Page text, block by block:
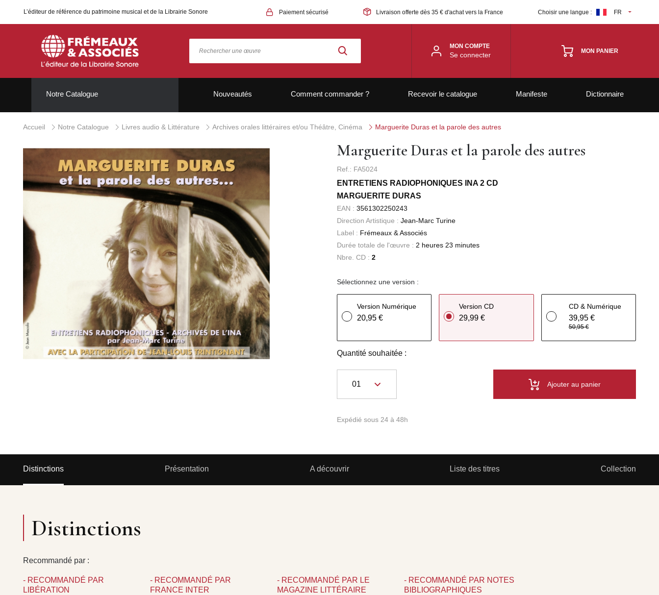
L’éditeur de référence du patrimoine musical et de la Librairie Sonore Paiement sécurisé Livraison offerte dès 35 € d'achat vers la France Choisir une langue : FR
MON COMPTE
Se connecter MON PANIER
Notre Catalogue Nouveautés Comment commander ? Recevoir le catalogue Manifeste Dictionnaire
Accueil Notre Catalogue Livres audio & Littérature Archives orales littéraires et/ou Théâtre, Cinéma Marguerite Duras et la parole des autres
Marguerite Duras et la parole des autres
Ref.: FA5024
ENTRETIENS RADIOPHONIQUES INA 2 CD
MARGUERITE DURAS
EAN : 3561302250243
Direction Artistique : Jean-Marc Turine
Label : Frémeaux & Associés
Durée totale de l'œuvre : 2 heures 23 minutes
Nbre. CD : 2
Sélectionnez une version :
Version Numérique
20,95 €
Version CD
29,99 €
CD & Numérique
39,95 €
50,95 €
Quantité souhaitée :
Ajouter au panier
Expédié sous 24 à 48h
Distinctions Présentation A découvrir Liste des titres Collection
Distinctions
Recommandé par :
- RECOMMANDÉ PAR
LIBÉRATION
- RECOMMANDÉ PAR
FRANCE INTER
- RECOMMANDÉ PAR LE
MAGAZINE LITTÉRAIRE
- RECOMMANDÉ PAR NOTES
BIBLIOGRAPHIQUES